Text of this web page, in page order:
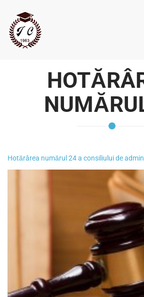
Hotărârea numărul 24 a consiliului de